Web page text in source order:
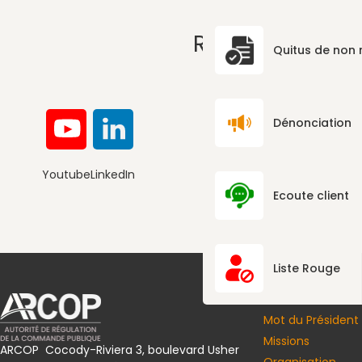
RÉSEAUX
YoutubeLinkedIn
Convention de la Société Civile
ARCOP Cocody-Riviera 3, boulevard Usher
Mot du Président
Missions
Quitus de non
Dénonciation
Ecoute client
Liste Rouge